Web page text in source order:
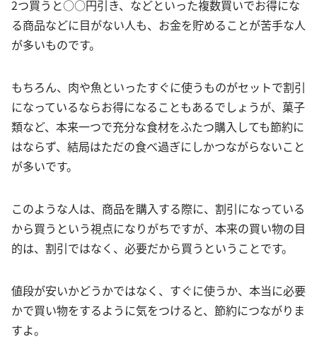
2つ買うと○○円引き、などといった複数買いでお得にな
る商品などに目がない人も、お金を貯めることが苦手な人
が多いものです。
もちろん、肉や魚といったすぐに使うものがセットで割引
になっているならお得になることもあるでしょうが、菓子
類など、本来一つで充分な食材をふたつ購入しても節約に
はならず、結局はただの食べ過ぎにしかつながらないこと
が多いです。
このような人は、商品を購入する際に、割引になっている
から買うという視点になりがちですが、本来の買い物の目
的は、割引ではなく、必要だから買うということです。
値段が安いかどうかではなく、すぐに使うか、本当に必要
かで買い物をするように気をつけると、節約につながりま
すよ。